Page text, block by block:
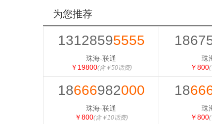
为您推荐
13128595555
珠海-联通
￥19800(含￥50话费)
珠
￥800(
18666982000
珠海-联通
￥800(含￥10话费)
18
珠
￥800(